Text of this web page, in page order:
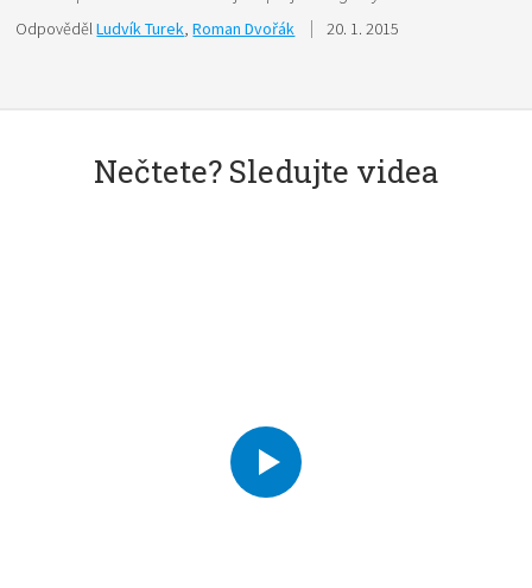
OdpovědělLudvík Turek,Roman Dvořák 20. 1. 2015
Nečtete? Sledujte videa